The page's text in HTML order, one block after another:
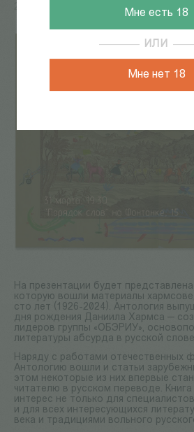
Мне есть 18
ИЛИ
Мне нет 18
На презентации будет представлена
которую вошли материалы
сто лет (1926-2024). Антология
дня рождения Даниила Хармса —
лидеров группы «ОБЭРИУ»,
литературы абсурда в русской
Наряду с работами отечественных
Антологию вошли и статьи
этом некоторые из них впервые
читателю в русском переводе.
интерес не только для
и для всех интересующихся
века и традициями вольного